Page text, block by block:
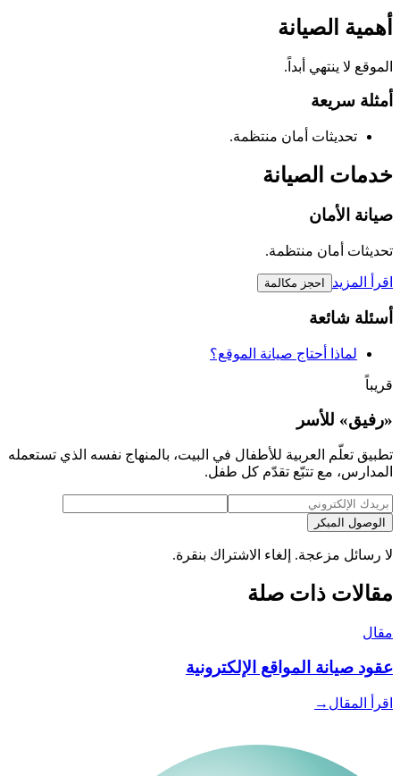
أهمية الصيانة
الموقع لا ينتهي أبداً.
أمثلة سريعة
تحديثات أمان منتظمة.
خدمات الصيانة
صيانة الأمان
تحديثات أمان منتظمة.
اقرأ المزيد احجز مكالمة
أسئلة شائعة
لماذا أحتاج صيانة الموقع؟
قريباً
«رفيق» للأسر
تطبيق تعلّم العربية للأطفال في البيت، بالمنهاج نفسه الذي تستعمله
المدارس، مع تتبّع تقدّم كل طفل.
الوصول المبكر
لا رسائل مزعجة. إلغاء الاشتراك بنقرة.
مقالات ذات صلة
مقال
عقود صيانة المواقع الإلكترونية
اقرأ المقال →